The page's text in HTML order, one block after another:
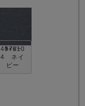
新着商品
- New Arrival -
457610
4 ネイ
ビー